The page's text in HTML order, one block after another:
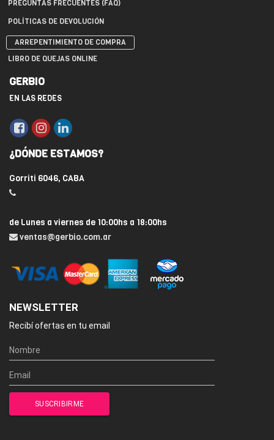
PREGUNTAS FRECUENTES (FAQ)
POLÍTICAS DE DEVOLUCIÓN
ARREPENTIMIENTO DE COMPRA
LIBRO DE QUEJAS ONLINE
GERBIO
EN LAS REDES
¿DÓNDE ESTAMOS?
Gorriti 6046, CABA
de Lunes a viernes de 10:00hs a 18:00hs
ventas@gerbio.com.ar
NEWSLETTER
Recibí ofertas en tu email